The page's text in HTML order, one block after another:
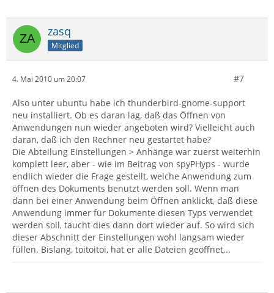
zasq
Mitglied
4. Mai 2010 um 20:07 #7
Also unter ubuntu habe ich thunderbird-gnome-support
neu installiert. Ob es daran lag, daß das Öffnen von
Anwendungen nun wieder angeboten wird? Vielleicht auch
daran, daß ich den Rechner neu gestartet habe?
Die Abteilung Einstellungen > Anhänge war zuerst weiterhin
komplett leer, aber - wie im Beitrag von spyPHyps - wurde
endlich wieder die Frage gestellt, welche Anwendung zum
öffnen des Dokuments benutzt werden soll. Wenn man
dann bei einer Anwendung beim Öffnen anklickt, daß diese
Anwendung immer für Dokumente diesen Typs verwendet
werden soll, taucht dies dann dort wieder auf. So wird sich
dieser Abschnitt der Einstellungen wohl langsam wieder
füllen. Bislang, toitoitoi, hat er alle Dateien geöffnet...